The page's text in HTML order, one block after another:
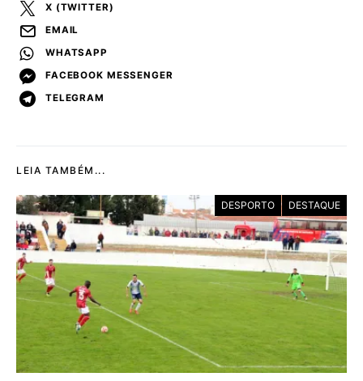
X (TWITTER)
EMAIL
WHATSAPP
FACEBOOK MESSENGER
TELEGRAM
LEIA TAMBÉM...
DESPORTO DESTAQUE